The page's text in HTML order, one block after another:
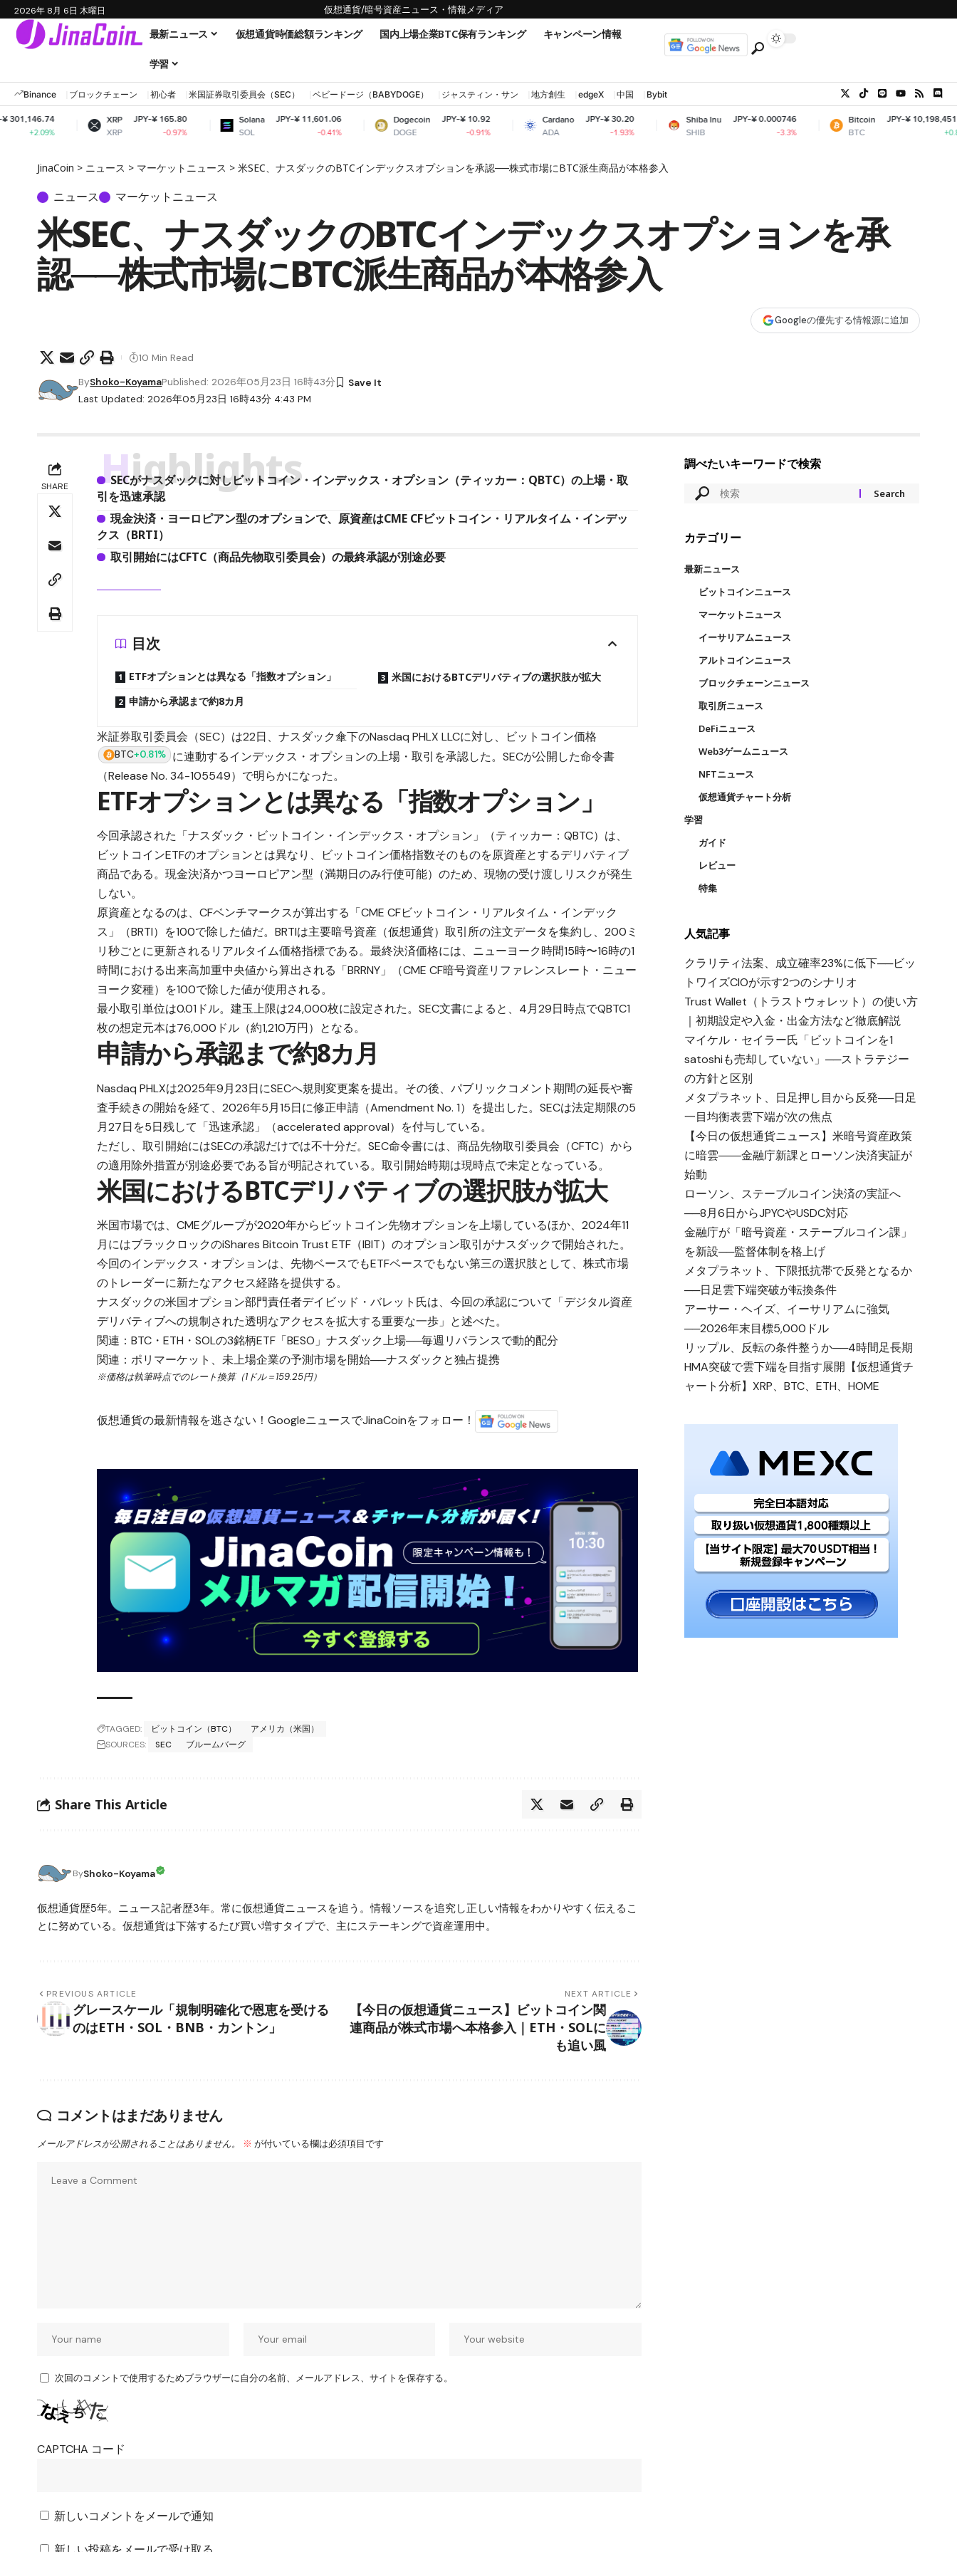
2026年 8月 6日 木曜日 仮想通貨/暗号資産ニュース・情報メディア
最新ニュース 仮想通貨時価総額ランキング 国内上場企業BTC保有ランキング キャンペーン情報
学習
Binance ブロックチェーン 初心者 米国証券取引委員会（SEC） ベビードージ（BABYDOGE） ジャスティン・サン 地方創生 edgeX 中国 Bybit
XRP
XRP
JPY-¥ 165.80
-0.97%
Solana
SOL
JPY-¥ 11,601.06
Dogecoin
DOGE
JPY-¥ 10.92
-0.91%
Cardano
ADA
JPY-¥ 30.20
-1.93%
Shiba Inu
SHIB
JPY-¥ 0.000746
Bitcoin
BTC
JPY-¥ 10,198,451.47
JinaCoin > ニュース > マーケットニュース > 米SEC、ナスダックのBTCインデックスオプションを承認──株式市場にBTC派生商品が本格参入
ニュース マーケットニュース
米SEC、ナスダックのBTCインデックスオプションを承
認──株式市場にBTC派生商品が本格参入
Googleの優先する情報源に追加
Last Updated: 2026年05月23日 16時43分 4:43 PM
ByShoko-KoyamaPublished: 2026年05月23日 16時43分
10 Min Read
SHARE Highlights
SECがナスダックに対しビットコイン・インデックス・オプション（ティッカー：QBTC）の上場・取
引を迅速承認
現金決済・ヨーロピアン型のオプションで、原資産はCME CFビットコイン・リアルタイム・インデッ
クス（BRTI）
取引開始にはCFTC（商品先物取引委員会）の最終承認が別途必要
目次
ETFオプションとは異なる「指数オプション」
申請から承認まで約8カ月
米国におけるBTCデリバティブの選択肢が拡大
米証券取引委員会（SEC）は22日、ナスダック傘下のNasdaq PHLX LLCに対し、ビットコイン価格
BTC+0.81% に連動するインデックス・オプションの上場・取引を承認した。SECが公開した命令書
（Release No. 34-105549）で明らかになった。
ETFオプションとは異なる「指数オプション」
今回承認された「ナスダック・ビットコイン・インデックス・オプション」（ティッカー：QBTC）は、
ビットコインETFのオプションとは異なり、ビットコイン価格指数そのものを原資産とするデリバティブ
商品である。現金決済かつヨーロピアン型（満期日のみ行使可能）のため、現物の受け渡しリスクが発生
しない。
原資産となるのは、CFベンチマークスが算出する「CME CFビットコイン・リアルタイム・インデック
ス」（BRTI）を100で除した値だ。BRTIは主要暗号資産（仮想通貨）取引所の注文データを集約し、200ミ
リ秒ごとに更新されるリアルタイム価格指標である。最終決済価格には、ニューヨーク時間15時〜16時の1
時間における出来高加重中央値から算出される「BRRNY」（CME CF暗号資産リファレンスレート・ニュー
ヨーク変種）を100で除した値が使用される。
最小取引単位は0.01ドル。建玉上限は24,000枚に設定された。SEC文書によると、4月29日時点でQBTC1
枚の想定元本は76,000ドル（約1,210万円）となる。
申請から承認まで約8カ月
Nasdaq PHLXは2025年9月23日にSECへ規則変更案を提出。その後、パブリックコメント期間の延長や審
査手続きの開始を経て、2026年5月15日に修正申請（Amendment No. 1）を提出した。SECは法定期限の5
月27日を5日残して「迅速承認」（accelerated approval）を付与している。
ただし、取引開始にはSECの承認だけでは不十分だ。SEC命令書には、商品先物取引委員会（CFTC）から
の適用除外措置が別途必要である旨が明記されている。取引開始時期は現時点で未定となっている。
米国におけるBTCデリバティブの選択肢が拡大
米国市場では、CMEグループが2020年からビットコイン先物オプションを上場しているほか、2024年11
月にはブラックロックのiShares Bitcoin Trust ETF（IBIT）のオプション取引がナスダックで開始された。
今回のインデックス・オプションは、先物ベースでもETFベースでもない第三の選択肢として、株式市場
のトレーダーに新たなアクセス経路を提供する。
ナスダックの米国オプション部門責任者デイビッド・バレット氏は、今回の承認について「デジタル資産
デリバティブへの規制された透明なアクセスを拡大する重要な一歩」と述べた。
関連：BTC・ETH・SOLの3銘柄ETF「BESO」ナスダック上場──毎週リバランスで動的配分
関連：ポリマーケット、未上場企業の予測市場を開始──ナスダックと独占提携
※価格は執筆時点でのレート換算（1ドル＝159.25円）
仮想通貨の最新情報を逃さない！GoogleニュースでJinaCoinをフォロー！
TAGGED: ビットコイン（BTC）
アメリカ（米国）
SOURCES:
SEC ブルームバーグ
Share This Article
ByShoko-Koyama
仮想通貨歴5年。ニュース記者歴3年。常に仮想通貨ニュースを追う。情報ソースを追究し正しい情報をわかりやすく伝えるこ
とに努めている。仮想通貨は下落するたび買い増すタイプで、主にステーキングで資産運用中。
PREVIOUS ARTICLE
グレースケール「規制明確化で恩恵を受ける
のはETH・SOL・BNB・カントン」
NEXT ARTICLE
【今日の仮想通貨ニュース】ビットコイン関
連商品が株式市場へ本格参入｜ETH・SOLに
も追い風
コメントはまだありません
メールアドレスが公開されることはありません。 ※ が付いている欄は必須項目です
次回のコメントで使用するためブラウザーに自分の名前、メールアドレス、サイトを保存する。
CAPTCHA コード
新しいコメントをメールで通知
調べたいキーワードで検索
カテゴリー
最新ニュース
ビットコインニュース
マーケットニュース
イーサリアムニュース
アルトコインニュース
ブロックチェーンニュース
取引所ニュース
DeFiニュース
Web3ゲームニュース
NFTニュース
仮想通貨チャート分析
学習
ガイド
レビュー
特集
人気記事
クラリティ法案、成立確率23%に低下──ビッ
トワイズCIOが示す2つのシナリオ
Trust Wallet（トラストウォレット）の使い方
｜初期設定や入金・出金方法など徹底解説
マイケル・セイラー氏「ビットコインを1
satoshiも売却していない」──ストラテジー
の方針と区別
メタプラネット、日足押し目から反発──日足
一目均衡表雲下端が次の焦点
【今日の仮想通貨ニュース】米暗号資産政策
に暗雲――金融庁新課とローソン決済実証が
始動
ローソン、ステーブルコイン決済の実証へ
──8月6日からJPYCやUSDC対応
金融庁が「暗号資産・ステーブルコイン課」
を新設──監督体制を格上げ
メタプラネット、下限抵抗帯で反発となるか
──日足雲下端突破が転換条件
アーサー・ヘイズ、イーサリアムに強気
──2026年末目標5,000ドル
リップル、反転の条件整うか──4時間足長期
HMA突破で雲下端を目指す展開【仮想通貨チ
ャート分析】XRP、BTC、ETH、HOME